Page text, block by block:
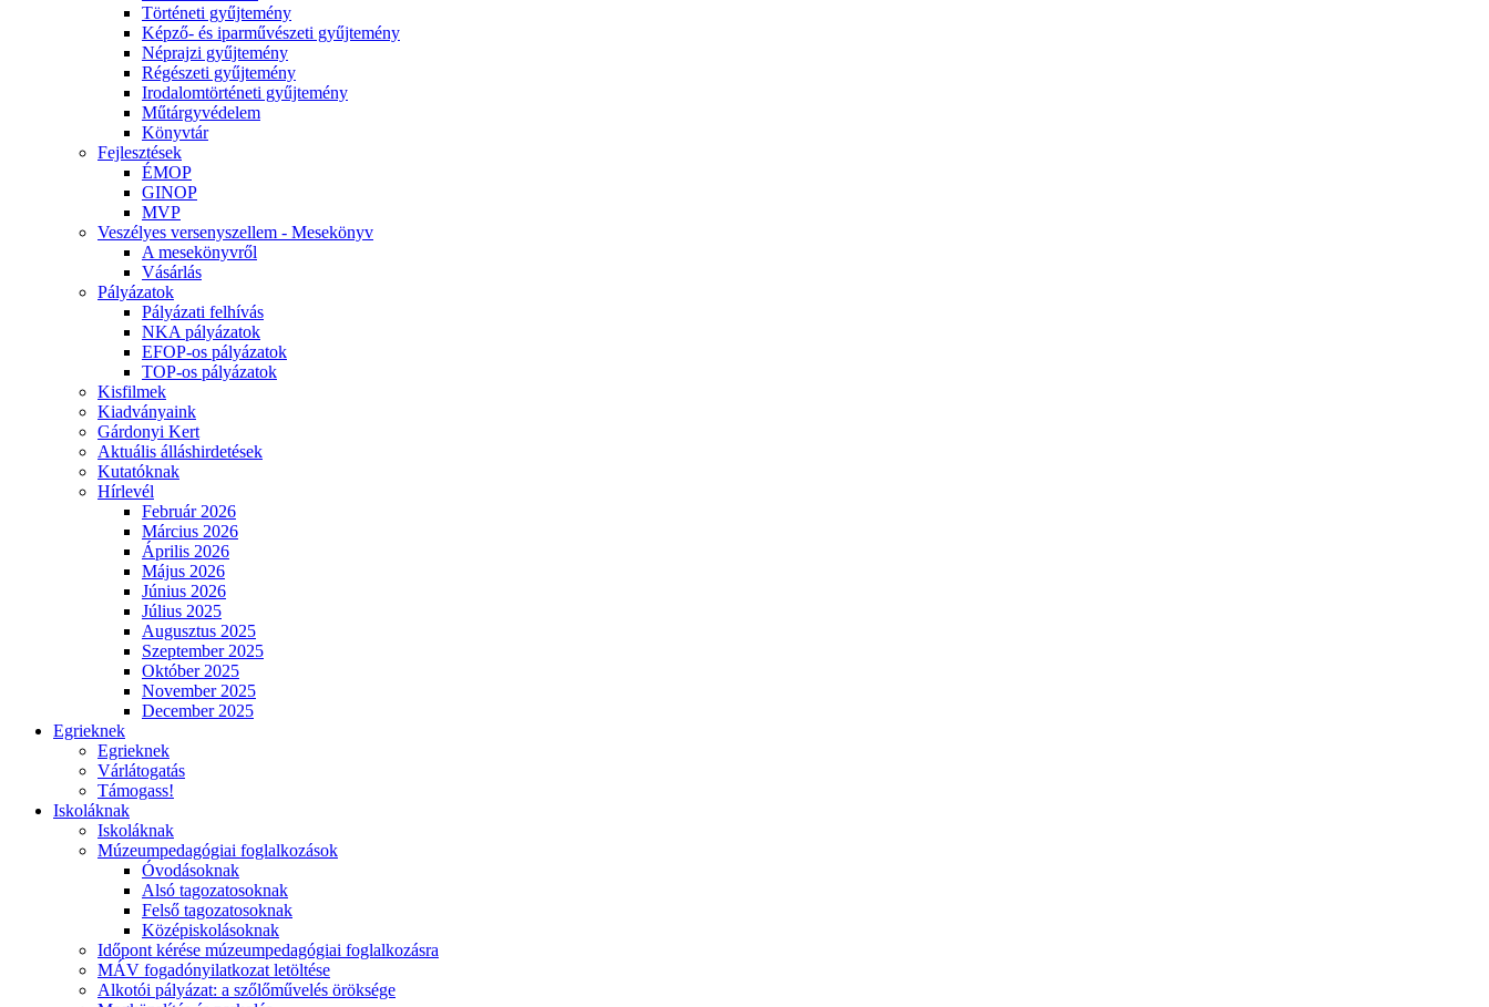
Történeti gyűjtemény
Képző- és iparművészeti gyűjtemény
Néprajzi gyűjtemény
Régészeti gyűjtemény
Irodalomtörténeti gyűjtemény
Műtárgyvédelem
Könyvtár
Fejlesztések
ÉMOP
GINOP
MVP
Veszélyes versenyszellem - Mesekönyv
A mesekönyvről
Vásárlás
Pályázatok
Pályázati felhívás
NKA pályázatok
EFOP-os pályázatok
TOP-os pályázatok
Kisfilmek
Kiadványaink
Gárdonyi Kert
Aktuális álláshirdetések
Kutatóknak
Hírlevél
Február 2026
Március 2026
Április 2026
Május 2026
Június 2026
Július 2025
Augusztus 2025
Szeptember 2025
Október 2025
November 2025
December 2025
Egrieknek
Egrieknek
Várlátogatás
Támogass!
Iskoláknak
Iskoláknak
Múzeumpedagógiai foglalkozások
Óvodásoknak
Alsó tagozatosoknak
Felső tagozatosoknak
Középiskolásoknak
Időpont kérése múzeumpedagógiai foglalkozásra
MÁV fogadónyilatkozat letöltése
Alkotói pályázat: a szőlőművelés öröksége